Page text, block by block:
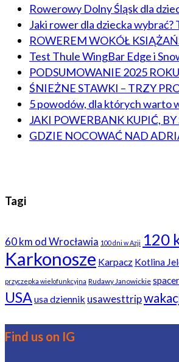
Rowerowy Dolny Śląsk dla
Jaki rower dla dziecka
ROWEREM WOKÓŁ
Test Thule WingBar Edge i
PODSUMOWANIE 2025
ŚNIEŻNE STAWKI – TRZY
5 powodów, dla których warto
JAKI POWERBANK KUPIĆ,
GDZIE NOCOWAĆ NAD
Tagi
60 km od Wrocławia 100 dni w Azji 120
Karkonosze Karpacz Kotlina
przyczepka wielofunkcyjna Rudawy Janowickie
USAusa dziennik usawesttrip
Find us on IG